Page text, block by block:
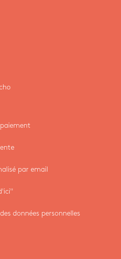
par email
données personnelles